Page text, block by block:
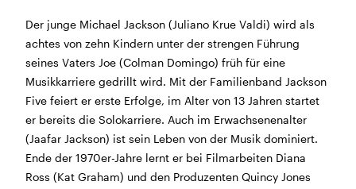
wir wieder im Haus und freuen uns auf euch <3
STADTFEST BRUGG
während demStadtfest Brugg, 20. bis 30. August,
bleibt das Haus jeweils von Freitag Abend bis Montag
Morgen geschlossen
Reguläre Öffnungszeiten:
Der junge Michael Jackson (Juliano Krue Valdi) wird als
achtes von zehn Kindern unter der strengen Führung
seines Vaters Joe (Colman Domingo) früh für eine
Musikkarriere gedrillt wird. Mit der Familienband Jackson
Five feiert er erste Erfolge, im Alter von 13 Jahren startet
er bereits die Solokarriere. Auch im Erwachsenenalter
(Jaafar Jackson) ist sein Leben von der Musik dominiert.
Ende der 1970er-Jahre lernt er bei Filmarbeiten Diana
Ross (Kat Graham) und den Produzenten Quincy Jones